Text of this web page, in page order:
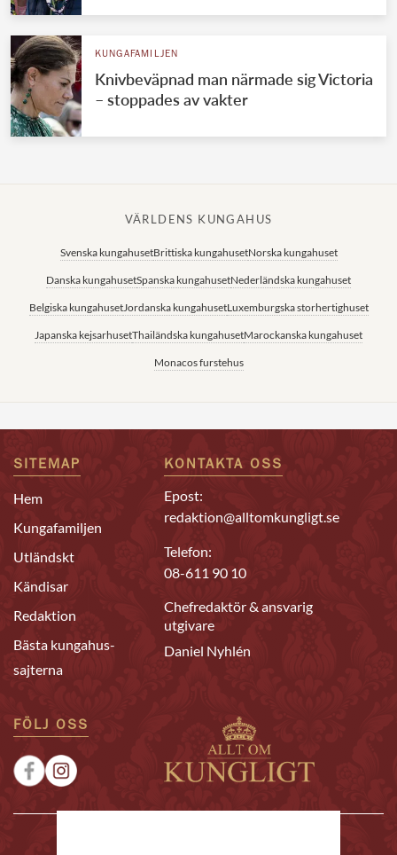
KUNGAFAMILJEN
Knivbeväpnad man närmade sig Victoria
– stoppades av vakter
VÄRLDENS KUNGAHUS
Svenska kungahusetBrittiska kungahusetNorska kungahuset
Danska kungahusetSpanska kungahusetNederländska kungahuset
Belgiska kungahusetJordanska kungahusetLuxemburgska storhertighuset
Japanska kejsarhusetThailändska kungahusetMarockanska kungahuset
Monacos furstehus
SITEMAP
Hem
Kungafamiljen
Utländskt
Kändisar
Redaktion
Bästa kungahus-
sajterna
KONTAKTA OSS
Epost:
redaktion@alltomkungligt.se
Telefon:
08-611 90 10
Chefredaktör & ansvarig
utgivare
Daniel Nyhlén
FÖLJ OSS